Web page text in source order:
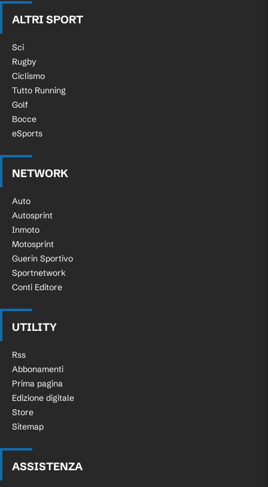
ALTRI SPORT
Sci
Rugby
Ciclismo
Tutto Running
Golf
Bocce
eSports
NETWORK
Auto
Autosprint
Inmoto
Motosprint
Guerin Sportivo
Sportnetwork
Conti Editore
UTILITY
Rss
Abbonamenti
Prima pagina
Edizione digitale
Store
Sitemap
ASSISTENZA